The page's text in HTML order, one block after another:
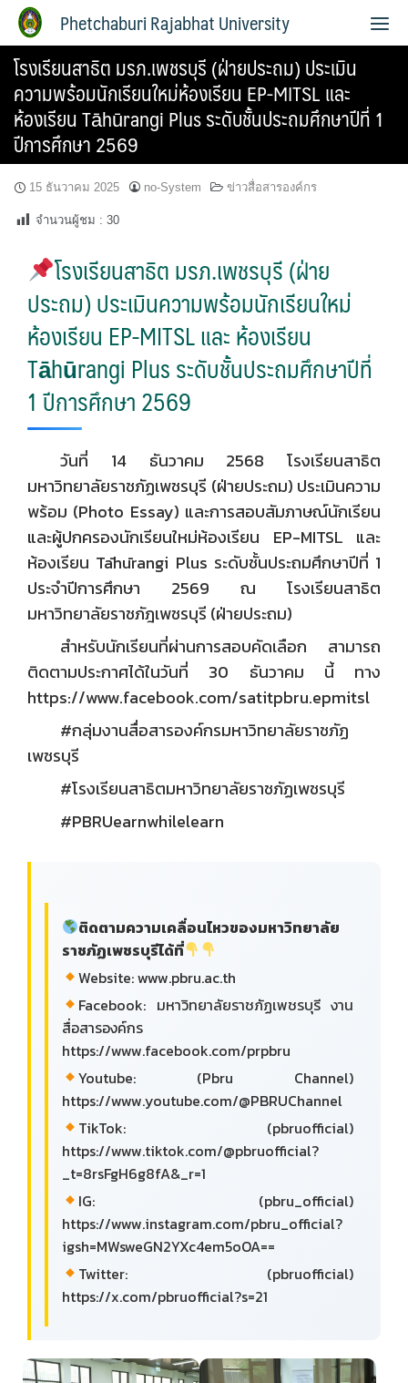
Phetchaburi Rajabhat University
โรงเรียนสาธิต มรภ.เพชรบุรี (ฝ่ายประถม) ประเมิน
ความพร้อมนักเรียนใหม่ห้องเรียน EP-MITSL และ
ห้องเรียน Tāhūrangi Plus ระดับชั้นประถมศึกษาปีที่ 1
ปีการศึกษา 2569
15 ธันวาคม 2025 no-System ข่าวสื่อสารองค์กร
จำนวนผู้ชม : 30
โรงเรียนสาธิต มรภ.เพชรบุรี (ฝ่าย
ประถม) ประเมินความพร้อมนักเรียนใหม่
ห้องเรียน EP-MITSL และ ห้องเรียน
Tāhūrangi Plus ระดับชั้นประถมศึกษาปีที่
1 ปีการศึกษา 2569
วันที่ 14 ธันวาคม 2568 โรงเรียนสาธิต
มหาวิทยาลัยราชภัฏเพชรบุรี (ฝ่ายประถม) ประเมินความ
พร้อม (Photo Essay) และการสอบสัมภาษณ์นักเรียน
และผู้ปกครองนักเรียนใหม่ห้องเรียน EP-MITSL และ
ห้องเรียน Tāhūrangi Plus ระดับชั้นประถมศึกษาปีที่ 1
ประจำปีการศึกษา 2569 ณ โรงเรียนสาธิต
มหาวิทยาลัยราชภัฎเพชรบุรี (ฝ่ายประถม)
สำหรับนักเรียนที่ผ่านการสอบคัดเลือก สามารถ
ติดตามประกาศได้ในวันที่ 30 ธันวาคม นี้ ทาง
https://www.facebook.com/satitpbru.epmitsl
#กลุ่มงานสื่อสารองค์กรมหาวิทยาลัยราชภัฏ
เพชรบุรี
#โรงเรียนสาธิตมหาวิทยาลัยราชภัฏเพชรบุรี
#PBRUearnwhilelearn
ติดตามความเคลื่อนไหวของมหาวิทยาลัย
ราชภัฏเพชรบุรีได้ที่
Website: www.pbru.ac.th
Facebook: มหาวิทยาลัยราชภัฏเพชรบุรี งาน
สื่อสารองค์กร
https://www.facebook.com/prpbru
Youtube: (Pbru Channel)
https://www.youtube.com/@PBRUChannel
TikTok: (pbruofficial)
https://www.tiktok.com/@pbruofficial?
_t=8rsFgH6g8fA&_r=1
IG: (pbru_official)
https://www.instagram.com/pbru_official?
igsh=MWsweGN2YXc4em5oOA==
Twitter: (pbruofficial)
https://x.com/pbruofficial?s=21